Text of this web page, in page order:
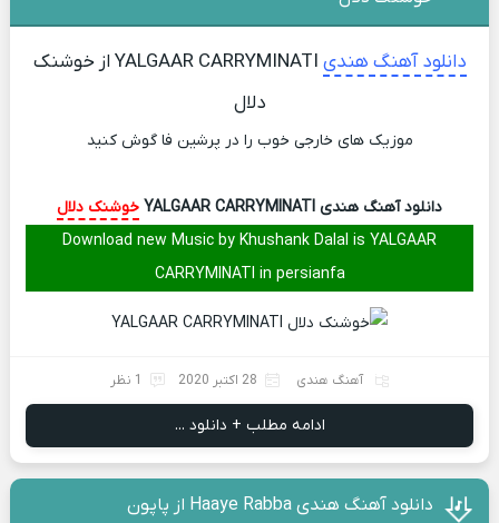
دانلود آهنگ هندی
YALGAAR CARRYMINATI از خوشنک
دلال
موزیک های خارجی خوب را در پرشین فا گوش کنید
دانلود آهنگ هندی YALGAAR CARRYMINATI
خوشنک دلال
Download new Music by Khushank Dalal is YALGAAR
CARRYMINATI in persianfa
آهنگ هندی 28 اکتبر 2020 1 نظر
ادامه مطلب + دانلود ...
دانلود آهنگ هندی Haaye Rabba از پاپون